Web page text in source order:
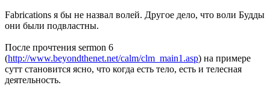
Fabrications я бы не назвал волей. Другое дело, что воли Будды
они были подвластны.
После прочтения sermon 6
(http://www.beyondthenet.net/calm/clm_main1.asp) на примере
сутт становится ясно, что когда есть тело, есть и телесная
деятельность.